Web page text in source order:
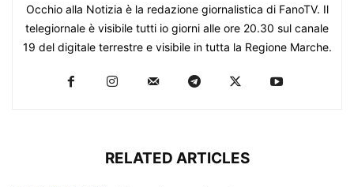
Occhio alla Notizia è la redazione giornalistica di FanoTV. Il
telegiornale è visibile tutti io giorni alle ore 20.30 sul canale
19 del digitale terrestre e visibile in tutta la Regione Marche.
RELATED ARTICLES